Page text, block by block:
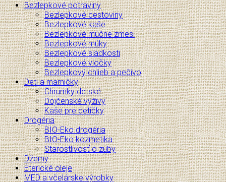
Bezlepkové potraviny
Bezlepkové cestoviny
Bezlepkové kaše
Bezlepkové múčne zmesi
Bezlepkové múky
Bezlepkové sladkosti
Bezlepkové vločky
Bezlepkový chlieb a pečivo
Deti a mamičky
Chrumky detské
Dojčenské výživy
Kaše pre detičky
Drogéria
BIO-Eko drogéria
BIO-Eko kozmetika
Starostlivosť o zuby
Džemy
Éterické oleje
MED a včelárske výrobky